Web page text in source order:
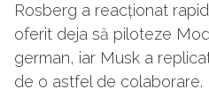
Rosberg a reacționat
oferit deja să piloteze
german, iar Musk a
de o astfel de colaborare.